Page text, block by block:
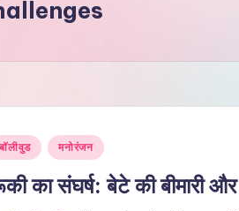
बॉलीवुड मनोरंजन
का संघर्ष: बेटे की बीमारी